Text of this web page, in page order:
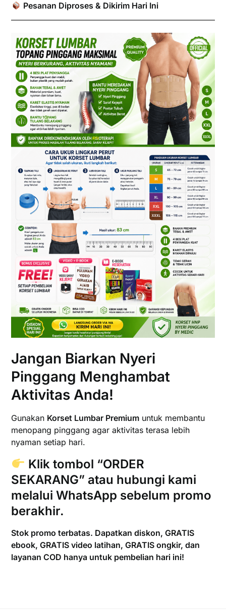
Pesanan Diproses & Dikirim Hari Ini
Jangan Biarkan Nyeri
Pinggang Menghambat
Aktivitas Anda!
Gunakan Korset Lumbar Premium untuk membantu
menopang pinggang agar aktivitas terasa lebih
nyaman setiap hari.
Klik tombol “ORDER
SEKARANG” atau hubungi kami
melaluiWhatsApp sebelum promo
berakhir.
Stok promo terbatas. Dapatkan diskon, GRATIS
ebook, GRATIS video latihan, GRATIS ongkir, dan
layanan COD hanya untuk pembelian hari ini!